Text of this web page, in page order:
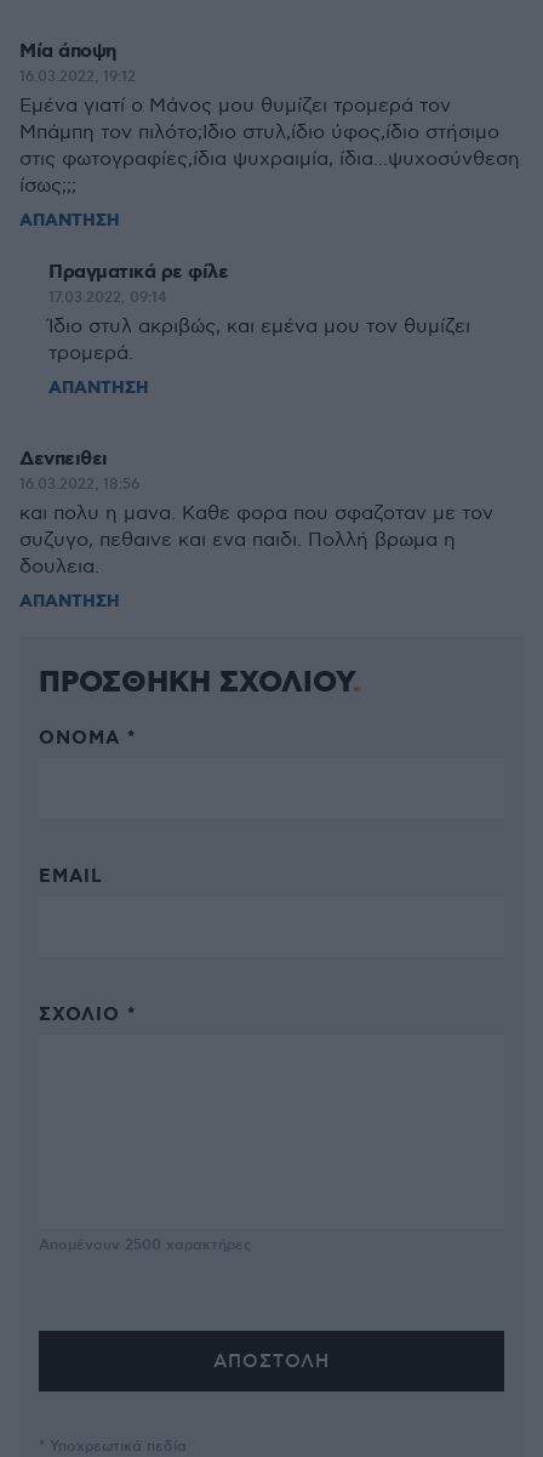
Μία άποψη
16.03.2022, 19:12
Εμένα γιατί ο Μάνος μου θυμίζει τρομερά τον
Μπάμπη τον πιλότο;Ιδιο στυλ,ίδιο ύφος,ίδιο στήσιμο
στις φωτογραφίες,ίδια ψυχραιμία, ίδια...ψυχοσύνθεση
ίσως;;;
ΑΠΑΝΤΗΣΗ
Πραγματικά ρε φίλε
17.03.2022, 09:14
Ίδιο στυλ ακριβώς, και εμένα μου τον θυμίζει
τρομερά.
ΑΠΑΝΤΗΣΗ
Δενπειθει
16.03.2022, 18:56
και πολυ η μανα. Καθε φορα που σφαζοταν με τον
συζυγο, πεθαινε και ενα παιδι. Πολλή βρωμα η
δουλεια.
ΑΠΑΝΤΗΣΗ
ΠΡΟΣΘΗΚΗ ΣΧΟΛΙΟΥ
ΌΝΟΜΑ *
EMAIL
ΣΧΌΛΙΟ *
Απομένουν 2500 χαρακτήρες
* Υποχρεωτικά πεδία